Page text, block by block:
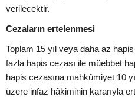
verilecektir.
Cezaların ertelenmesi
Toplam 15 yıl veya daha az
fazla hapis cezası ile müebbet
hapis cezasına mahkûmiyet 10
üzere infaz hâkiminin kararıyla